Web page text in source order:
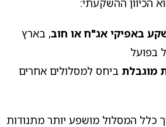
הכיוון ההשקעתי:
באפיקי אג"ח או חוב, בארץ
בפועל
מוגבלת ביחס למסלולים אחרים
המסלול מושפע יותר מתנודות